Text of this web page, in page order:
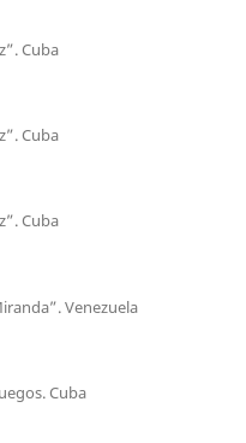
Cuba
Cuba
Cuba
Venezuela
Cuba